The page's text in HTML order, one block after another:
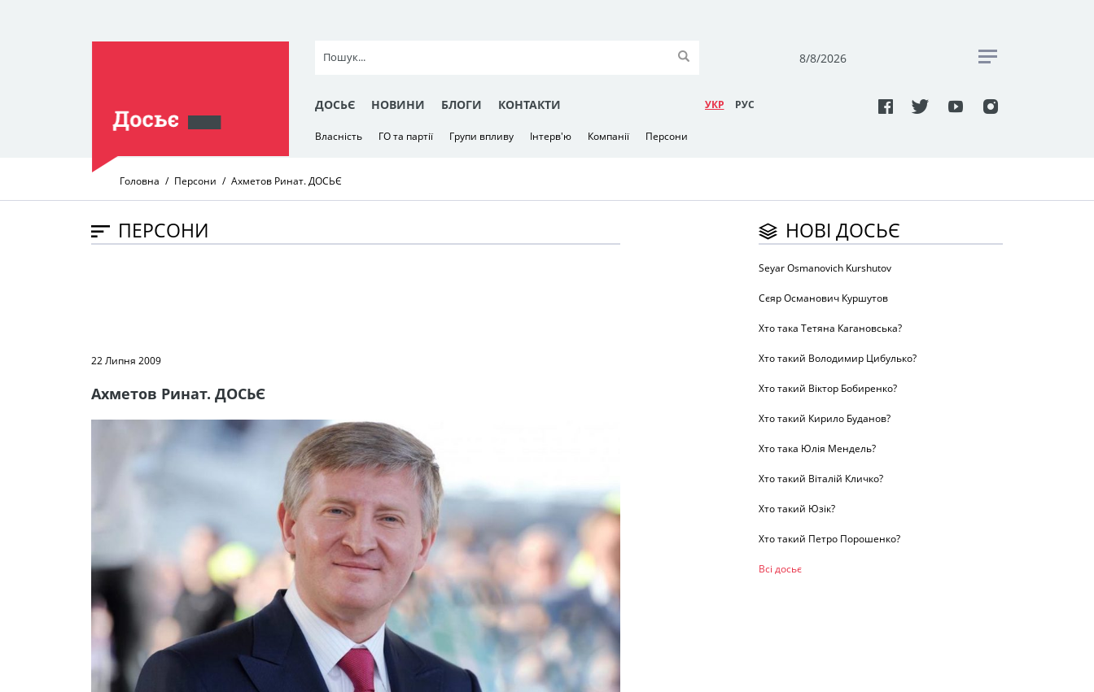
8/8/2026
ДОСЬЄ НОВИНИ БЛОГИ КОНТАКТИ УКР РУC
Власність ГО та партії Групи впливу Інтерв'ю Компанії Персони
Головна Персони Ахметов Ринат. ДОСЬЄ
ПЕРСОНИ
22 Липня 2009
Ахметов Ринат. ДОСЬЄ
НОВІ ДОСЬЄ
Seyar Osmanovich Kurshutov
Сєяр Османович Куршутов
Хто така Тетяна Кагановська?
Хто такий Володимир Цибулько?
Хто такий Віктор Бобиренко?
Хто такий Кирило Буданов?
Хто така Юлія Мендель?
Хто такий Віталій Кличко?
Хто такий Юзік?
Хто такий Петро Порошенко?
Всі досьє